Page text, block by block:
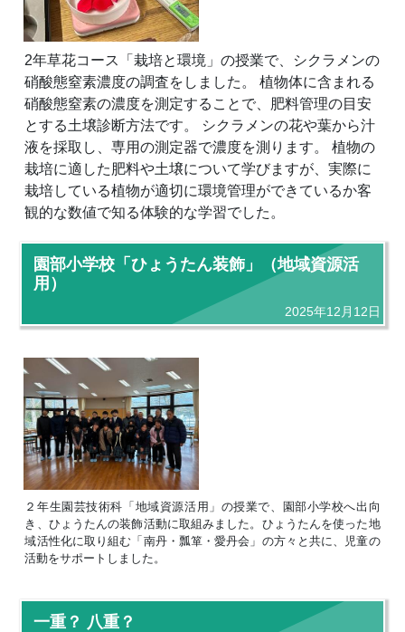
2年草花コース「栽培と環境」の授業で、シクラメンの
硝酸態窒素濃度の調査をしました。 植物体に含まれる
硝酸態窒素の濃度を測定することで、肥料管理の目安
とする土壌診断方法です。 シクラメンの花や葉から汁
液を採取し、専用の測定器で濃度を測ります。 植物の
栽培に適した肥料や土壌について学びますが、実際に
栽培している植物が適切に環境管理ができているか客
観的な数値で知る体験的な学習でした。
園部小学校「ひょうたん装飾」（地域資源活
用）
2025年12月12日
２年生園芸技術科「地域資源活用」の授業で、園部小学校へ出向
き、ひょうたんの装飾活動に取組みました。ひょうたんを使った地
域活性化に取り組む「南丹・瓢箪・愛丹会」の方々と共に、児童の
活動をサポートしました。
一重？ 八重？